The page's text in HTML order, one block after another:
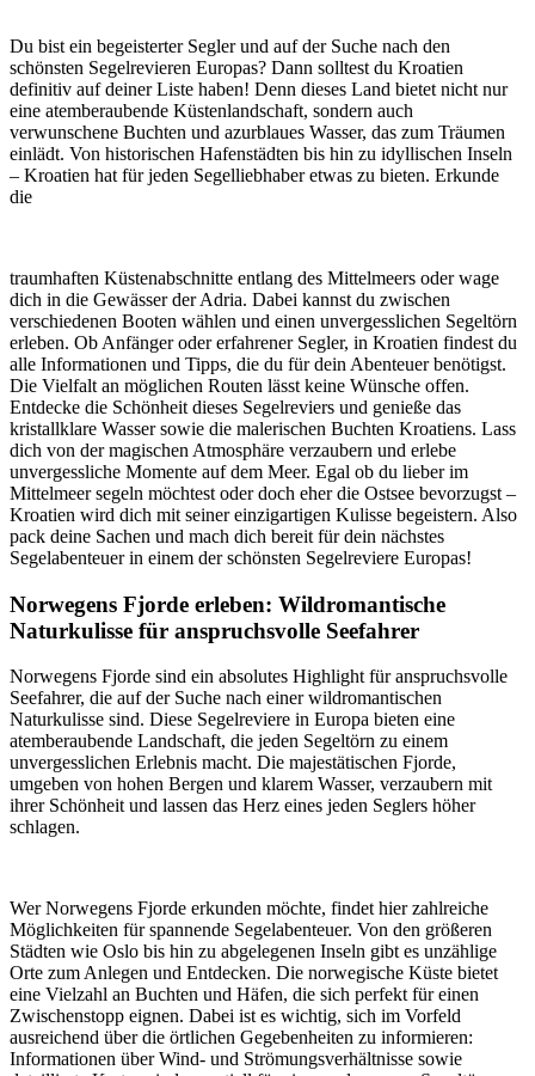
Du bist ein begeisterter Segler und auf der Suche nach den
schönsten Segelrevieren Europas? Dann solltest du Kroatien
definitiv auf deiner Liste haben! Denn dieses Land bietet nicht nur
eine atemberaubende Küstenlandschaft, sondern auch
verwunschene Buchten und azurblaues Wasser, das zum Träumen
einlädt. Von historischen Hafenstädten bis hin zu idyllischen Inseln
– Kroatien hat für jeden Segelliebhaber etwas zu bieten. Erkunde
die
traumhaften Küstenabschnitte entlang des Mittelmeers oder wage
dich in die Gewässer der Adria. Dabei kannst du zwischen
verschiedenen Booten wählen und einen unvergesslichen Segeltörn
erleben. Ob Anfänger oder erfahrener Segler, in Kroatien findest du
alle Informationen und Tipps, die du für dein Abenteuer benötigst.
Die Vielfalt an möglichen Routen lässt keine Wünsche offen.
Entdecke die Schönheit dieses Segelreviers und genieße das
kristallklare Wasser sowie die malerischen Buchten Kroatiens. Lass
dich von der magischen Atmosphäre verzaubern und erlebe
unvergessliche Momente auf dem Meer. Egal ob du lieber im
Mittelmeer segeln möchtest oder doch eher die Ostsee bevorzugst –
Kroatien wird dich mit seiner einzigartigen Kulisse begeistern. Also
pack deine Sachen und mach dich bereit für dein nächstes
Segelabenteuer in einem der schönsten Segelreviere Europas!
Norwegens Fjorde erleben: Wildromantische
Naturkulisse für anspruchsvolle Seefahrer
Norwegens Fjorde sind ein absolutes Highlight für anspruchsvolle
Seefahrer, die auf der Suche nach einer wildromantischen
Naturkulisse sind. Diese Segelreviere in Europa bieten eine
atemberaubende Landschaft, die jeden Segeltörn zu einem
unvergesslichen Erlebnis macht. Die majestätischen Fjorde,
umgeben von hohen Bergen und klarem Wasser, verzaubern mit
ihrer Schönheit und lassen das Herz eines jeden Seglers höher
schlagen.
Wer Norwegens Fjorde erkunden möchte, findet hier zahlreiche
Möglichkeiten für spannende Segelabenteuer. Von den größeren
Städten wie Oslo bis hin zu abgelegenen Inseln gibt es unzählige
Orte zum Anlegen und Entdecken. Die norwegische Küste bietet
eine Vielzahl an Buchten und Häfen, die sich perfekt für einen
Zwischenstopp eignen. Dabei ist es wichtig, sich im Vorfeld
ausreichend über die örtlichen Gegebenheiten zu informieren:
Informationen über Wind- und Strömungsverhältnisse sowie